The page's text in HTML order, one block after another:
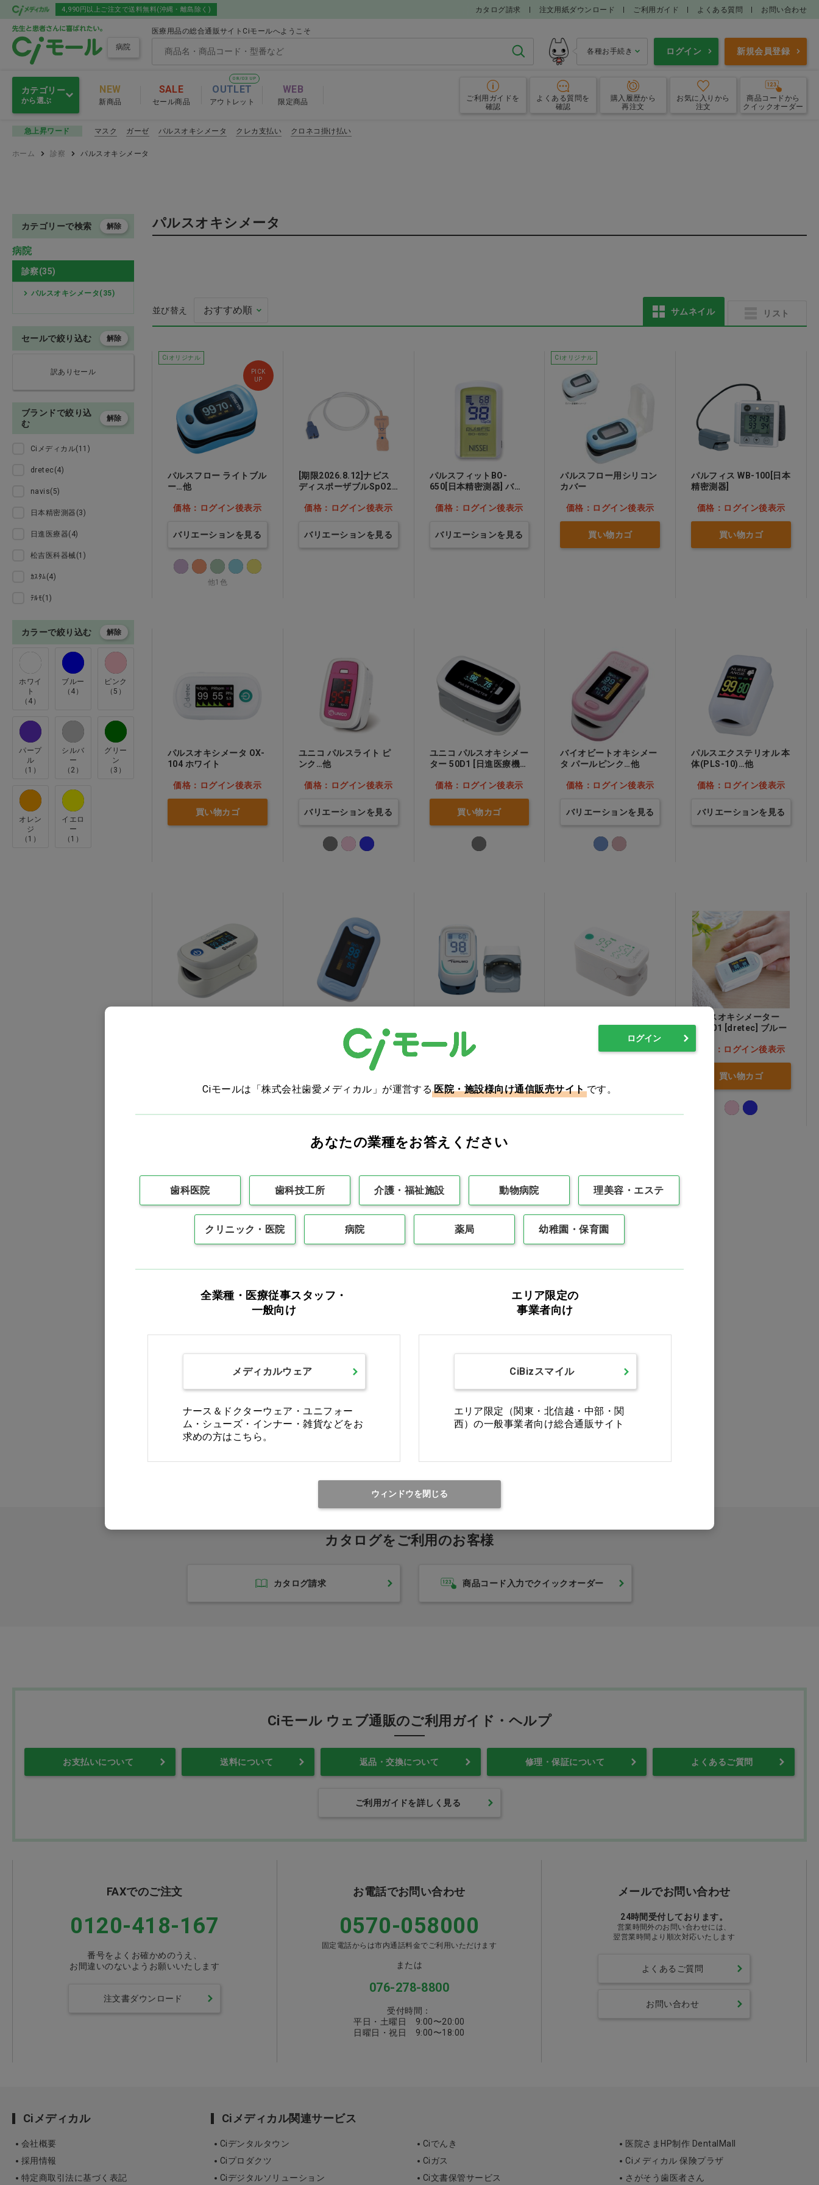
4,990円以上ご注文で送料無料(沖縄・離島除く) カタログ請求 注文用紙ダウンロード ご利用ガイド よくある質問 お問い合わせ
病院
医療用品の総合通販サイトCiモールへようこそ
検索 各種お手続き ログイン 新規会員登録
カテゴリー
から選ぶ
感染予防
滅菌・消毒・洗浄
注射・輸液・カテーテル
検査
オーラルケア用品
介護用品
ウェア
家具 備品
ペット用品
本 ＣＤ
専門診療科
クリアランス
訳あり
訪問看護
感染予防
感染予防 おすすめアイテム
ワイト
価格：ログイン後表示
ク ホワイト M
価格：ログイン後表示
NEW
新商品
SALE
セール商品
08/03 UP
OUTLET
アウトレット
WEB
限定商品 ご利用ガイド を
確認
よくある質問を
確認
購入履歴から
再注文
お気に入り から
注文
商品コードから
クイックオーダー
急上昇ワード マスク ガーゼ パルスオキシメータ クレカ支払い クロネコ掛け払い
ホーム 診察 パルスオキシメータ
パルスオキシメータ
並び替え サムネイル リスト
PICK
UP
Ciオリジナル
パルスフロー ライトブル
ー…他
価格：ログイン後表示
バリエーションを見る
他1色
[期限2026.8.12]ナビス
ディスポーザブルSpO2
コア 小児用…他
価格：ログイン後表示
バリエーションを見る
パルスフィットBO-
650[日本精密測器] バデ
価格：ログイン後表示
バリエーションを見る
Ciオリジナル
パルスフロー用シリコン
カバー
価格：ログイン後表示
買い物カゴ
パルフィス WB-100[日本
精密測器]
価格：ログイン後表示
買い物カゴ
パルスオキシメータ OX-
104 ホワイト
価格：ログイン後表示
買い物カゴ
ユニコ パルスライト ピ
ンク…他
価格：ログイン後表示
バリエーションを見る
ユニコ パルスオキシメー
ター 50D1 [日進医療機
価格：ログイン後表示
買い物カゴ
バイオビートオキシメー
タ パールピンク…他
価格：ログイン後表示
バリエーションを見る
パルスエクステリオル 本
体(PLS-10)…他
価格：ログイン後表示
バリエーションを見る
ーター YK-81A
価格：ログイン後表示
価格：ログイン後表示
価格：ログイン後表示
パルスオキシメーター
OX-101 [dretec] ブルー
価格：ログイン後表示
買い物カゴ
POD-1 ホワイト×ラベン
価格：ログイン後表示
最初 1 次の100件 最後
カテゴリーで検索 解除
病院
診察(35)
パルスオキシメータ(35)
セールで絞り込む 解除
訳ありセール
ブランドで絞り込
む
解除
Ciメディカル(11)
dretec(4)
navis(5)
日本精密測器(3)
日進医療器(4)
松吉医科器械(1)
ｶｽﾀﾑ(4)
ﾃﾙﾓ(1)
カラーで絞り込む 解除
ホワイ
ト
（4）
ブルー
（4）
ピンク
（5）
パープ
ル
（1）
シルバ
ー
（2）
グリー
ン
（3）
オレン
ジ
（1）
イエロ
ー
（1）
カタログをご利用のお客様
カタログ請求 商品コード入力でクイックオーダー
Ciモール ウェブ通販のご利用ガイド・ヘルプ
お支払いについて 送料について 返品・交換について 修理・保証について よくあるご質問
ご利用ガイドを詳しく見る
FAXでのご注文
0120-418-167
番号をよくお確かめのうえ、
お間違いのないようお願いいたします
注文書ダウンロード
お電話でお問い合わせ
0570-058000
固定電話からは市内通話料金でご利用いただけます
または
076-278-8800
受付時間：
平日・土曜日 9:00〜20:00
日曜日・祝日 9:00〜18:00
メールでお問い合わせ
24時間受付しております。
営業時間外のお問い合わせには、
翌営業時間より順次対応いたします
よくあるご質問
お問い合わせ
Ciメディカル
会社概要
採用情報
特定商取引法に基づく表記
Ciメディカル関連サービス
Ciデンタルタウン
Ciプロダクツ
Ciデジタルソリューション
Ciでんき
Ciガス
Ci文書保管サービス
医院さまHP制作 DentalMall
Ciメディカル 保険プラザ
さがそう歯医者さん
ログイン
Ciモールは「株式会社歯愛メディカル」が運営する医院・施設様向け通信販売サイトです。
あなたの業種をお答えください
歯科医院 歯科技工所 介護・福祉施設 動物病院 理美容・エステ
クリニック・医院 病院 薬局 幼稚園・保育園
全業種・医療従事スタッフ・
一般向け
メディカルウェア
ナース＆ドクターウェア・ユニフォー
ム・シューズ・インナー・雑貨などをお
求めの方はこちら。
エリア限定の
事業者向け
CiBizスマイル
エリア限定（関東・北信越・中部・関
西）の一般事業者向け総合通販サイト
ウィンドウを閉じる